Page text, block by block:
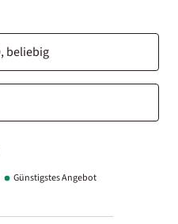
Günstigstes Angebot